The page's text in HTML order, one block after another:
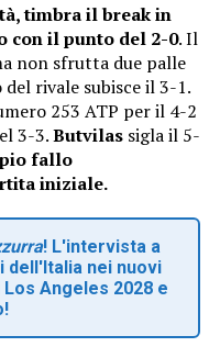
timbra il break in
con il punto del 2-0. Il
non sfrutta due palle
rivale subisce il 3-1.
253 ATP per il 4-2
3-3.Butvilas sigla il 5-
fallo
iniziale.
! L'intervista a
dell'Italia nei nuovi
Angeles 2028 e